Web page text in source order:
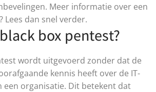
Meer informatie over een
Lees dan snel verder.
box pentest?
wordt uitgevoerd zonder dat de
kennis heeft over de IT-
organisatie. Dit betekent dat